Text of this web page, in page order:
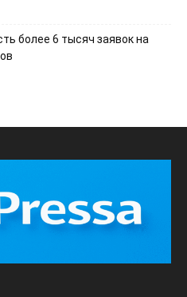
более 6 тысяч заявок на